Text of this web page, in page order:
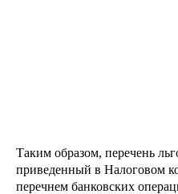
Таким образом, перечень
приведенный в Налоговом
перечнем банковских